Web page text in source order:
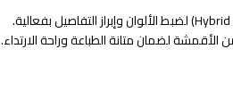
الأقمشة لضمان متانة الطباعة وراحة الارتداء.